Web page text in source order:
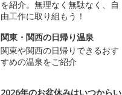
を紹介。無理なく無駄なく、自
由工作に取り組もう！
関東・関西の日帰り温泉
関東や関西の日帰りできるおす
すめの温泉をご紹介
2026年のお盆休みはいつからい